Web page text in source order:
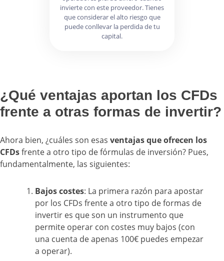
invierte con este proveedor. Tienes
que considerar el alto riesgo que
puede conllevar la perdida de tu
capital.
¿Qué ventajas aportan los CFDs
frente a otras formas de invertir?
Ahora bien, ¿cuáles son esas ventajas que ofrecen los
CFDsfrente a otro tipo de fórmulas de inversión? Pues,
fundamentalmente, las siguientes:
Bajos costes: La primera razón para apostar
por los CFDs frente a otro tipo de formas de
invertir es que son un instrumento que
permite operar con costes muy bajos (con
una cuenta de apenas 100€ puedes empezar
a operar).